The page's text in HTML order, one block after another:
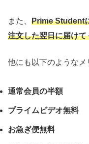
また、 Prime Student
注文した翌日に届けて
他にも以下のようなメ
通常会員の半額
プライムビデオ無料
お急ぎ便無料